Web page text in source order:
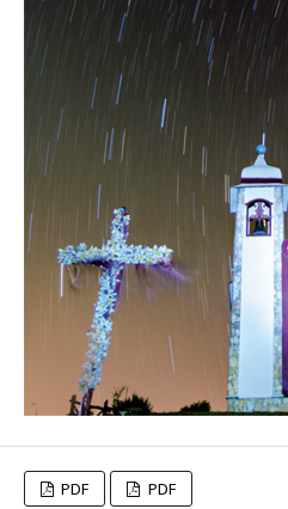
PDF PDF